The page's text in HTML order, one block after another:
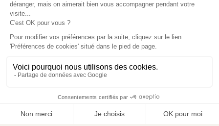
Où récupérer votre commande ?
Accédez à l'itinéraire